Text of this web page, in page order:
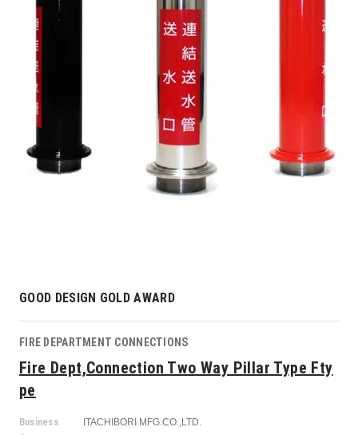
GOOD DESIGN GOLD AWARD
FIRE DEPARTMENT CONNECTIONS
Fire Dept,Connection Two Way Pillar Type Fty
pe
Business
ITACHIBORI MFG.CO.,LTD.